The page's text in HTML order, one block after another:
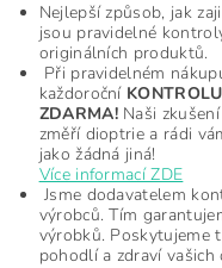
Nejlepší způsob, jak
jsou pravidelné
originálních produktů.
Při pravidelném
každoroční
ZDARMA!Naši
změří dioptrie a rádi
jako žádná jiná!
Více informací ZDE
Jsme dodavatelem
výrobců. Tím
výrobků. Poskytujeme
pohodlí a zdraví vašich